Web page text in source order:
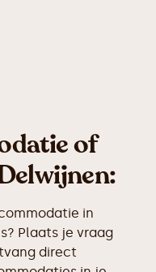
of
in
Plaats je vraag
direct